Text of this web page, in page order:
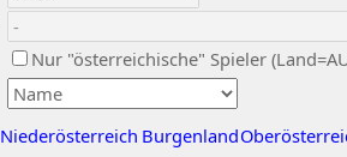
Nur "österreichische" Spieler
Niederösterreich Burgenland